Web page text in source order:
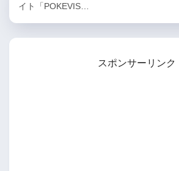
イト「POKEVIS…
スポンサーリンク